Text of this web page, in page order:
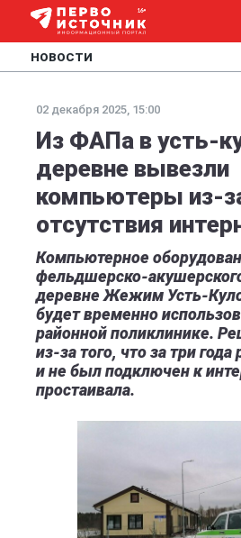
НОВОСТИ
02 декабря 2025, 15:00
Из ФАПа в усть-
деревне вывезли
компьютеры из-
отсутствия
Компьютерное
фельдшерско-
деревне Жежим Усть-
будет временно
районной поликлинике.
из-за того, что за три
и не был подключен к
простаивала.